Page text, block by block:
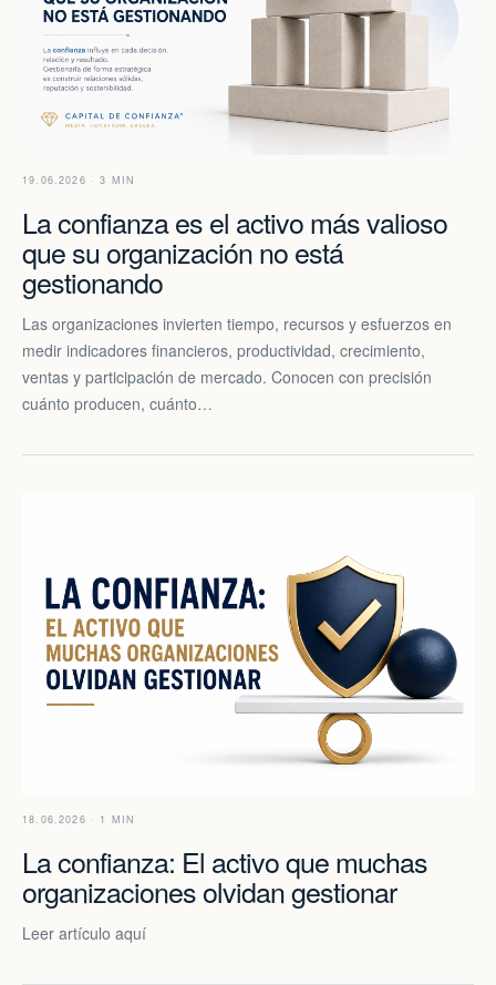
19.06.2026 · 3 MIN
La confianza es el activo más valioso
que su organización no está
gestionando
Las organizaciones invierten tiempo, recursos y esfuerzos en
medir indicadores financieros, productividad, crecimiento,
ventas y participación de mercado. Conocen con precisión
cuánto producen, cuánto…
18.06.2026 · 1 MIN
La confianza: El activo que muchas
organizaciones olvidan gestionar
Leer artículo aquí